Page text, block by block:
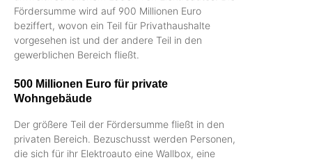
Fördersumme wird auf 900 Millionen Euro
beziffert, wovon ein Teil für Privathaushalte
vorgesehen ist und der andere Teil in den
gewerblichen Bereich fließt.
500 Millionen Euro für private
Wohngebäude
Der größere Teil der Fördersumme fließt in den
privaten Bereich. Bezuschusst werden Personen,
die sich für ihr Elektroauto eine Wallbox, eine